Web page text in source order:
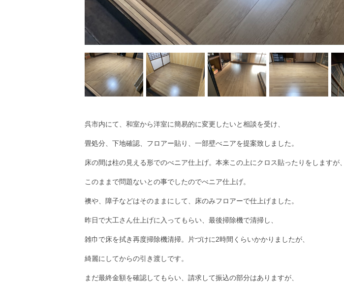
呉市内にて、和室から洋室に簡易的に変更したいと相談を受け、
畳処分、下地確認、フロアー貼り、一部壁べニアを提案致しました。
床の間は柱の見える形でのべニア仕上げ。本来この上にクロス貼ったりをしますが、
このままで問題ないとの事でしたのでべニア仕上げ。
襖や、障子などはそのままにして、床のみフロアーで仕上げました。
昨日で大工さん仕上げに入ってもらい、最後掃除機で清掃し、
雑巾で床を拭き再度掃除機清掃。片づけに2時間くらいかかりましたが、
綺麗にしてからの引き渡しです。
まだ最終金額を確認してもらい、請求して振込の部分はありますが、